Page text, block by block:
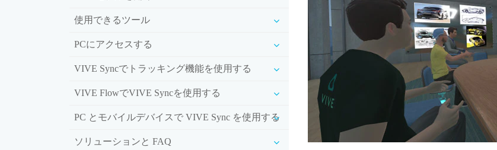
使用できるツール
PCにアクセスする
VIVE Syncでトラッキング機能を使用する
VIVE FlowでVIVE Syncを使用する
PC とモバイルデバイスで VIVE Sync を使用する
ソリューションと FAQ